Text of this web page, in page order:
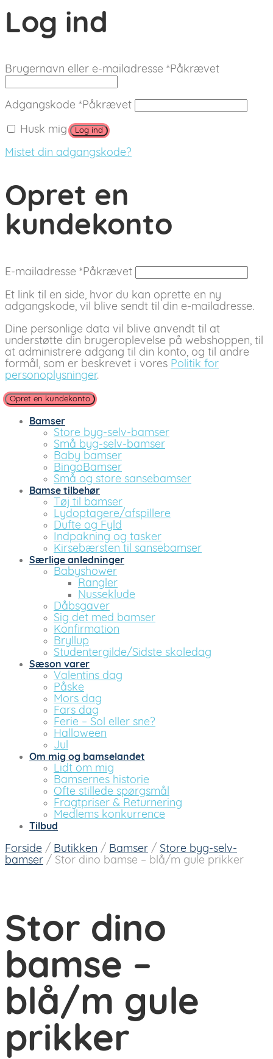
Log ind
Brugernavn eller e-mailadresse *Påkrævet
Adgangskode *Påkrævet
Husk mig Log ind
Mistet din adgangskode?
Opret en
kundekonto
E-mailadresse *Påkrævet
Et link til en side, hvor du kan oprette en ny
adgangskode, vil blive sendt til din e-mailadresse.
Dine personlige data vil blive anvendt til at
understøtte din brugeroplevelse på webshoppen, til
at administrere adgang til din konto, og til andre
formål, som er beskrevet i vores Politik for
personoplysninger.
Opret en kundekonto
Bamser
Store byg-selv-bamser
Små byg-selv-bamser
Baby bamser
BingoBamser
Små og store sansebamser
Bamse tilbehør
Tøj til bamser
Lydoptagere/afspillere
Dufte og Fyld
Indpakning og tasker
Kirsebærsten til sansebamser
Særlige anledninger
Babyshower
Rangler
Nusseklude
Dåbsgaver
Sig det med bamser
Konfirmation
Bryllup
Studentergilde/Sidste skoledag
Sæson varer
Valentins dag
Påske
Mors dag
Fars dag
Ferie – Sol eller sne?
Halloween
Jul
Om mig og bamselandet
Lidt om mig
Bamsernes historie
Ofte stillede spørgsmål
Fragtpriser & Returnering
Medlems konkurrence
Tilbud
Forside / Butikken / Bamser / Store byg-selv-
bamser / Stor dino bamse – blå/m gule prikker
Stor dino
bamse –
blå/m gule
prikker